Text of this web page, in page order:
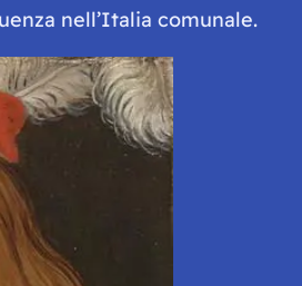
nell’Italia comunale.